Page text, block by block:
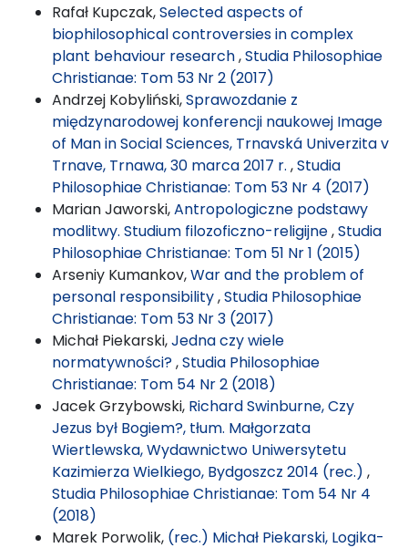
Rafał Kupczak,Selected aspects of
biophilosophical controversies in complex
plant behaviour research,Studia Philosophiae
Christianae: Tom 53 Nr 2 (2017)
Andrzej Kobyliński,Sprawozdanie z
międzynarodowej konferencji naukowej Image
of Man in Social Sciences, Trnavská Univerzita v
Trnave, Trnawa, 30 marca 2017 r. ,Studia
Philosophiae Christianae: Tom 53 Nr 4 (2017)
Marian Jaworski,Antropologiczne podstawy
modlitwy. Studium filozoficzno-religijne,Studia
Philosophiae Christianae: Tom 51 Nr 1 (2015)
Arseniy Kumankov,War and the problem of
personal responsibility,Studia Philosophiae
Christianae: Tom 53 Nr 3 (2017)
Michał Piekarski,Jedna czy wiele
normatywności?,Studia Philosophiae
Christianae: Tom 54 Nr 2 (2018)
Jacek Grzybowski, Richard Swinburne, Czy
Jezus był Bogiem?, tłum. Małgorzata
Wiertlewska, Wydawnictwo Uniwersytetu
Kazimierza Wielkiego, Bydgoszcz 2014 (rec.) ,
Studia Philosophiae Christianae: Tom 54 Nr 4
(2018)
Marek Porwolik, (rec.) Michał Piekarski, Logika-